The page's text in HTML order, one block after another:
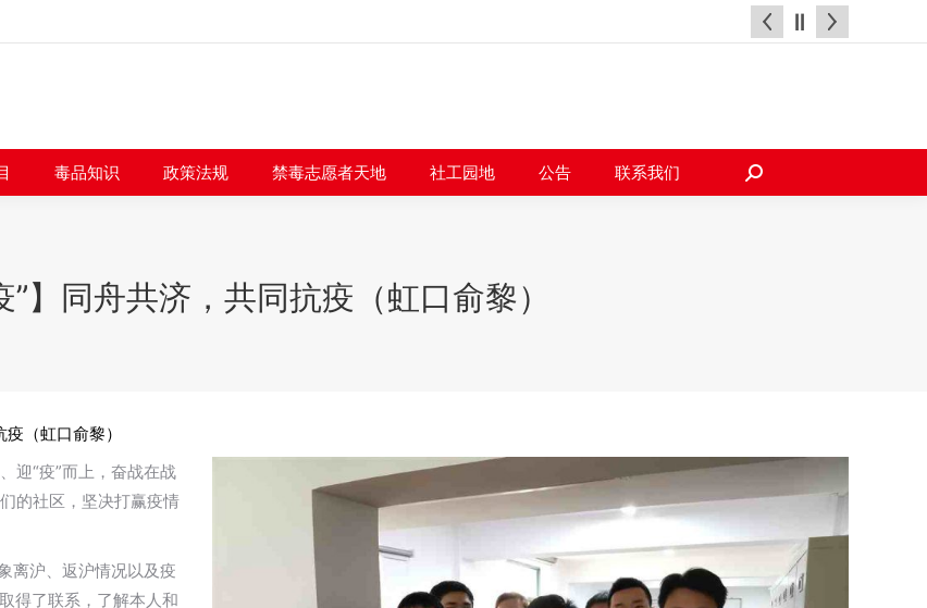
毒品知识 政策法规 禁毒志愿者天地 社工园地 公告 联系我们
搜
”】同舟共济，共同抗疫（虹口俞黎）
（虹口俞黎）
迎“疫”而上，奋战在战
的社区，坚决打赢疫情
离沪、返沪情况以及疫
得了联系，了解本人和
品牌项目 毒品知识 政策法规 禁毒志愿者天地 社工园地 公告 联系我们
搜